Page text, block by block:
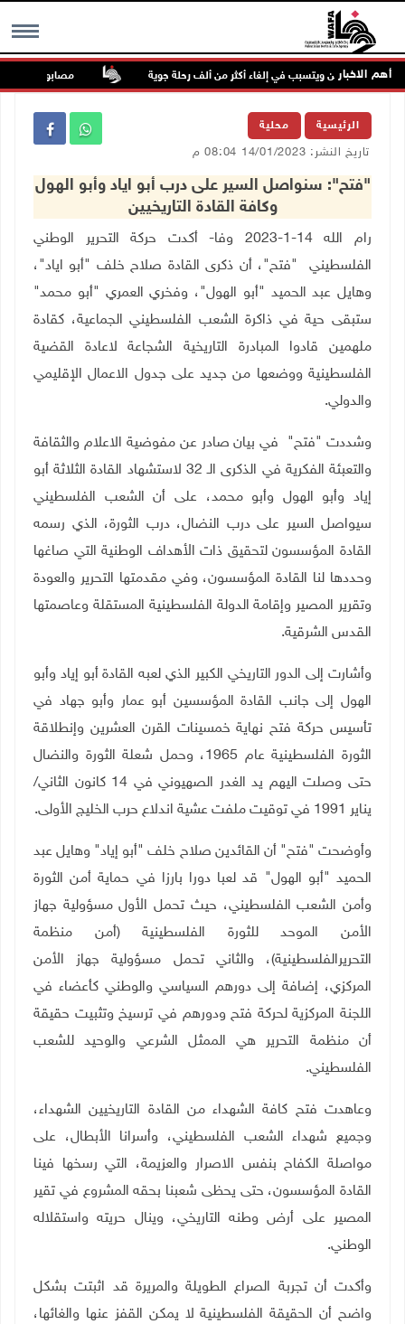
MENU أهم الاخبار
شرق الصين ويتسبب في إلغاء أكثر من ألف رحلة جوية مصابون بنيران
الرئيسية محلية
تاريخ النشر: 14/01/2023 08:04 م
"فتح": سنواصل السير على درب أبو اياد وأبو الهول
وكافة القادة التاريخيين
رام الله 14-1-2023 وفا- أكدت حركة التحرير الوطني
الفلسطيني "فتح"، أن ذكرى القادة صلاح خلف "أبو اياد"،
وهايل عبد الحميد "أبو الهول"، وفخري العمري "أبو محمد"
ستبقى حية في ذاكرة الشعب الفلسطيني الجماعية، كقادة
ملهمين قادوا المبادرة التاريخية الشجاعة لاعادة القضية
الفلسطينية ووضعها من جديد على جدول الاعمال الإقليمي
والدولي.
وشددت "فتح" في بيان صادر عن مفوضية الاعلام والثقافة
والتعبئة الفكرية في الذكرى الـ 32 لاستشهاد القادة الثلاثة أبو
إياد وأبو الهول وأبو محمد، على أن الشعب الفلسطيني
سيواصل السير على درب النضال، درب الثورة، الذي رسمه
القادة المؤسسون لتحقيق ذات الأهداف الوطنية التي صاغها
وحددها لنا القادة المؤسسون، وفي مقدمتها التحرير والعودة
وتقرير المصير وإقامة الدولة الفلسطينية المستقلة وعاصمتها
القدس الشرقية.
وأشارت إلى الدور التاريخي الكبير الذي لعبه القادة أبو إياد وأبو
الهول إلى جانب القادة المؤسسين أبو عمار وأبو جهاد في
تأسيس حركة فتح نهاية خمسينات القرن العشرين وإنطلاقة
الثورة الفلسطينية عام 1965، وحمل شعلة الثورة والنضال
حتى وصلت اليهم يد الغدر الصهيوني في 14 كانون الثاني/
يناير 1991 في توقيت ملفت عشية اندلاع حرب الخليج الأولى
.
وأوضحت "فتح" أن القائدين صلاح خلف "أبو إياد" وهايل عبد
الحميد "أبو الهول" قد لعبا دورا بارزا في حماية أمن الثورة
وأمن الشعب الفلسطيني، حيث تحمل الأول مسؤولية جهاز
الأمن الموحد للثورة الفلسطينية (أمن منظمة
التحريرالفلسطينية)، والثاني تحمل مسؤولية جهاز الأمن
المركزي، إضافة إلى دورهم السياسي والوطني كأعضاء في
اللجنة المركزية لحركة فتح ودورهم في ترسيخ وتثبيت حقيقة
أن منظمة التحرير هي الممثل الشرعي والوحيد للشعب
الفلسطيني.
وعاهدت فتح كافة الشهداء من القادة التاريخيين الشهداء،
وجميع شهداء الشعب الفلسطيني، وأسرانا الأبطال، على
مواصلة الكفاح بنفس الاصرار والعزيمة، التي رسخها فينا
القادة المؤسسون، حتى يحظى شعبنا بحقه المشروع في تقير
المصير على أرض وطنه التاريخي، وينال حريته واستقلاله
الوطني.
وأكدت أن تجربة الصراع الطويلة والمريرة قد اثبتت بشكل
واضح أن الحقيقة الفلسطينية لا يمكن القفز عنها والغائها،